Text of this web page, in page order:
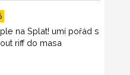
na Splat! umí pořád s
riff do masa